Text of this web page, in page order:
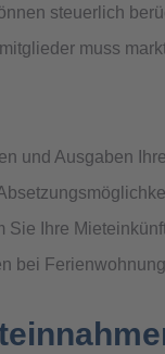
steuerlich
muss
und Ausgaben
Sie Ihre
bei